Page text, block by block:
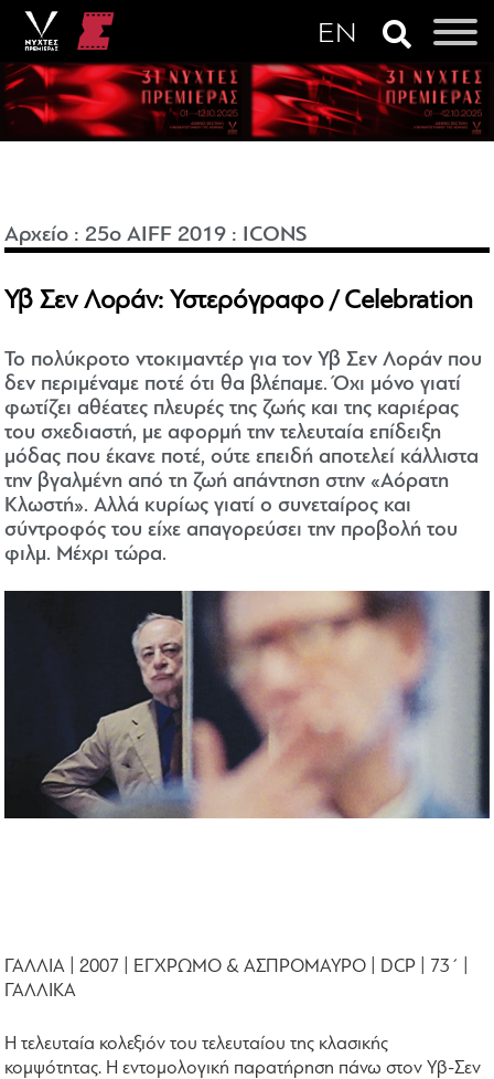
Αρχείο :25o AIFF 2019 : ICONS
Υβ Σεν Λοράν: Υστερόγραφο / Celebration
Το πολύκροτο ντοκιμαντέρ για τον Υβ Σεν Λοράν που
δεν περιμέναμε ποτέ ότι θα βλέπαμε. Όχι μόνο γιατί
φωτίζει αθέατες πλευρές της ζωής και της καριέρας
του σχεδιαστή, με αφορμή την τελευταία επίδειξη
μόδας που έκανε ποτέ, ούτε επειδή αποτελεί κάλλιστα
την βγαλμένη από τη ζωή απάντηση στην «Αόρατη
Κλωστή». Αλλά κυρίως γιατί ο συνεταίρος και
σύντροφός του είχε απαγορεύσει την προβολή του
φιλμ. Μέχρι τώρα.
ΓΑΛΛΙΑ | 2007 | ΕΓΧΡΩΜΟ & ΑΣΠΡΟΜΑΥΡΟ | DCP | 73΄ |
ΓΑΛΛΙΚΑ
Η τελευταία κολεξιόν του τελευταίου της κλασικής
κομψότητας. Η εντομολογική παρατήρηση πάνω στον Yβ-Σεν